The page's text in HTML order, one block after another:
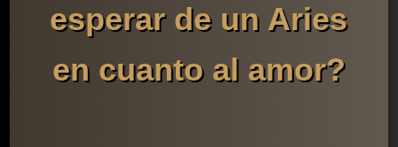
esperar de un Aries
en cuanto al amor?